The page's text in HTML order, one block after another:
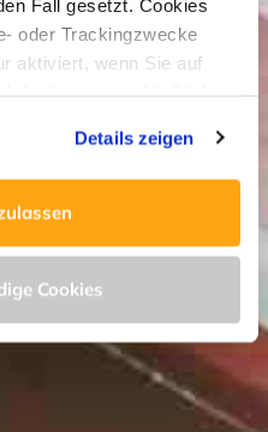
Fall gesetzt. Cookies
oder Trackingzwecke
aktiviert, wenn Sie auf
—
Details zeigen
Cookies